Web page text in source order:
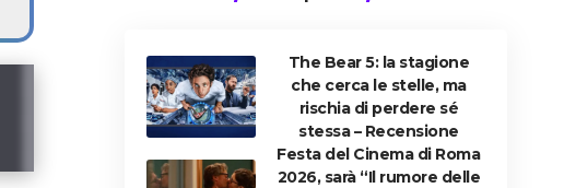
The Bear 5: la stagione
che cerca le stelle, ma
rischia di perdere sé
stessa – Recensione
Festa del Cinema di Roma
2026, sarà “Il rumore delle